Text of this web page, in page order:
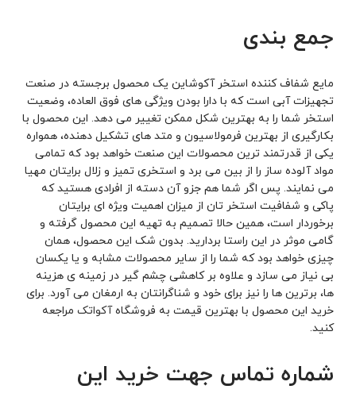
جمع بندی
مایع شفاف کننده استخر آکوشاین یک محصول برجسته در صنعت
تجهیزات آبی است که با دارا بودن ویژگی های فوق العاده، وضعیت
استخر شما را به بهترین شکل ممکن تغییر می دهد. این محصول با
بکارگیری از بهترین فرمولاسیون و متد های تشکیل دهنده، همواره
یکی از قدرتمند ترین محصولات این صنعت خواهد بود که تمامی
مواد آلوده ساز را از بین می برد و استخری تمیز و زلال برایتان مهیا
می نمایند. پس اگر شما هم جزو آن دسته از افرادی هستید که
پاکی و شفافیت استخر تان از میزان اهمیت ویژه ای برایتان
برخوردار است، همین حالا تصمیم به تهیه این محصول گرفته و
گامی موثر در این راستا بردارید. بدون شک این محصول، همان
چیزی خواهد بود که شما را از سایر محصولات مشابه و یا یکسان
بی نیاز می سازد و علاوه بر کاهشی چشم گیر در زمینه ی هزینه
ها، برترین ها را نیز برای خود و شناگرانتان به ارمغان می آورد. برای
خرید این محصول با بهترین قیمت به فروشگاهآکواتکمراجعه
کنید.
شماره تماس جهت خرید این